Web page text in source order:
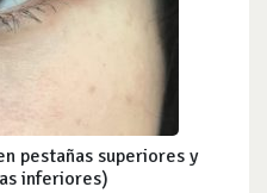
pestañas superiores y
inferiores)